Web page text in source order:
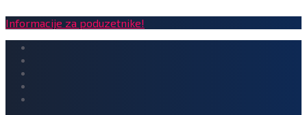
Informacije za poduzetnike!